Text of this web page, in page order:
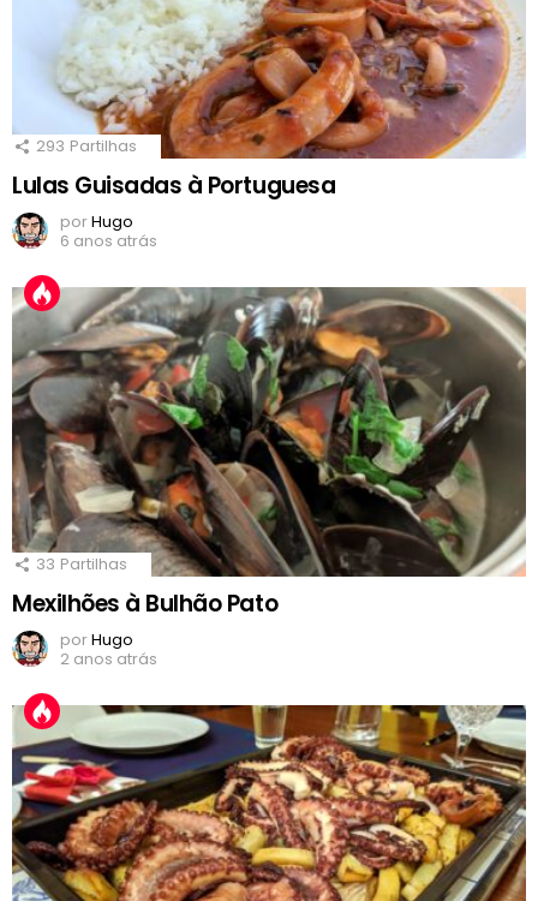
293 Partilhas
Lulas Guisadas à Portuguesa
porHugo
6 anos atrás
33 Partilhas
Mexilhões à Bulhão Pato
porHugo
2 anos atrás